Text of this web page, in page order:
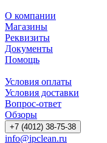
О компании
Магазины
Реквизиты
Документы
Помощь
Условия оплаты
Условия доставки
Вопрос-ответ
Обзоры
+7 (4012) 38-75-38
info@ipclean.ru